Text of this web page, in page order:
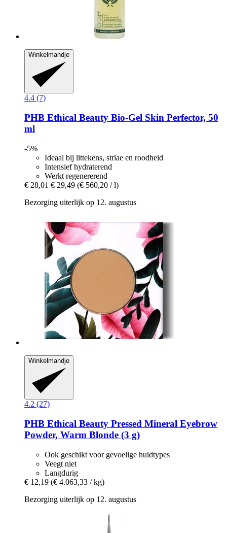
Winkelmandje
4.4 (7)
PHB Ethical Beauty Bio-​Gel Skin Perfector, 50
ml
-5%
Ideaal bij littekens, striae en roodheid
Intensief hydraterend
Werkt regenererend
€ 28,01 € 29,49 (€ 560,20 / l)
Bezorging uiterlijk op 12. augustus
Winkelmandje
4.2 (27)
PHB Ethical Beauty Pressed Mineral Eyebrow
Powder, Warm Blonde (3 g)
Ook geschikt voor gevoelige huidtypes
Veegt niet
Langdurig
€ 12,19 (€ 4.063,33 / kg)
Bezorging uiterlijk op 12. augustus